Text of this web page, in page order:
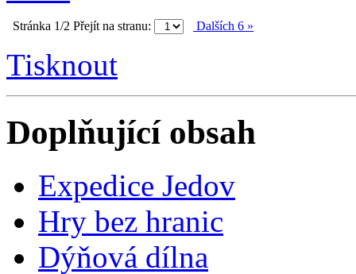
Stránka 1/2 Přejít na stranu: Dalších 6 »
Tisknout
Doplňující obsah
Expedice Jedov
Hry bez hranic
Dýňová dílna